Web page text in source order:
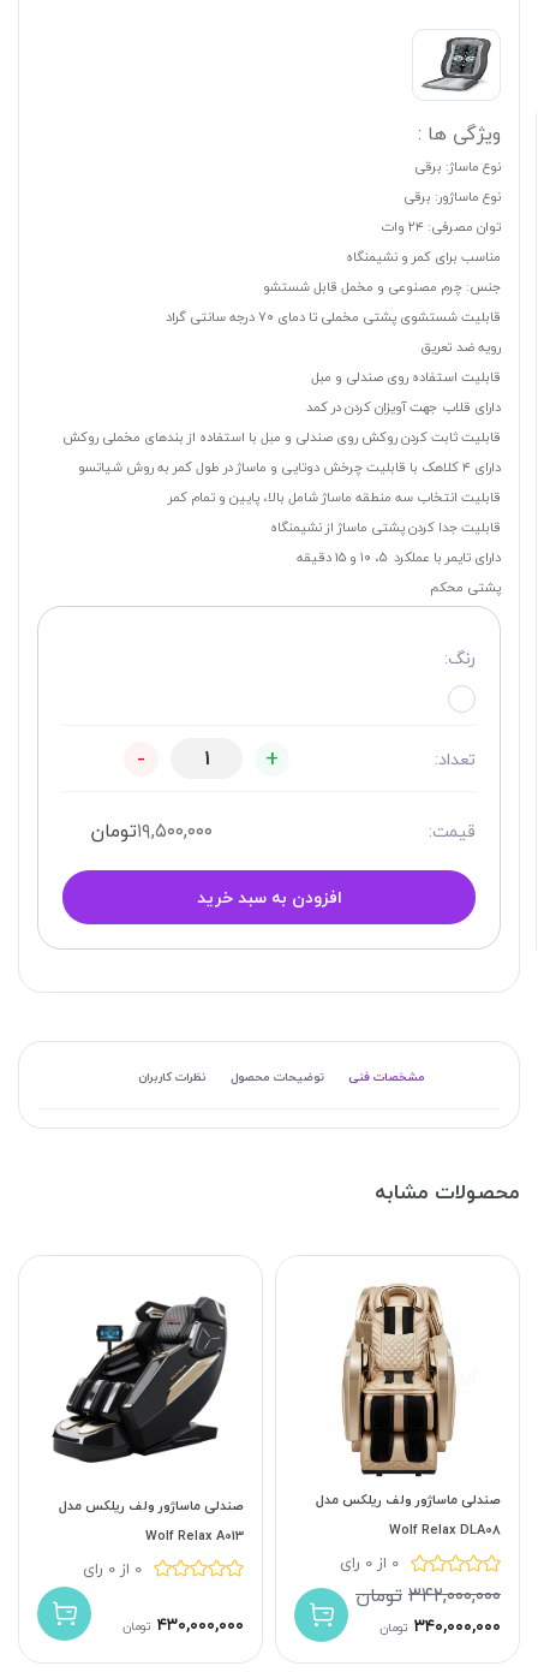
ویژگی ها :
نوع ماساژ: برقی
نوع ماساژور: برقی
توان مصرفی: ۲۴ وات
مناسب برای کمر و نشیمنگاه
جنس: چرم مصنوعی و مخمل قابل شستشو
قابلیت شستشوی پشتی مخملی تا دمای ۷۰ درجه سانتی گراد
رویه ضد تعریق
قابلیت استفاده روی صندلی و مبل
دارای قلاب جهت آویزان کردن در کمد
قابلیت ثابت کردن روکش روی صندلی و مبل با استفاده از بندهای مخملی روکش
دارای ۴ کلاهک با قابلیت چرخش دوتایی و ماساژ در طول کمر به روش شیاتسو
قابلیت انتخاب سه منطقه ماساژ شامل بالا، پایین و تمام کمر
قابلیت جدا کردن پشتی ماساژ از نشیمنگاه
دارای تایمر با عملکرد ۵، ۱۰ و ۱۵ دقیقه
پشتی محکم
رنگ:
تعداد: +
-
قیمت: ۱۹,۵۰۰,۰۰۰تومان
افزودن به سبد خرید
مشخصات فنی توضیحات محصول نظرات کاربران
محصولات مشابه
صندلی ماساژور ولف ریلکس مدل
Wolf Relax DLA08
0 از 0 رای
۳۴۲,۰۰۰,۰۰۰تومان
۳۴۰,۰۰۰,۰۰۰ تومان
صندلی ماساژور ولف ریلکس مدل
Wolf Relax A013
0 از 0 رای
۴۳۰,۰۰۰,۰۰۰ تومان